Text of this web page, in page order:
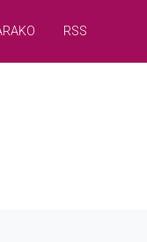
RSS